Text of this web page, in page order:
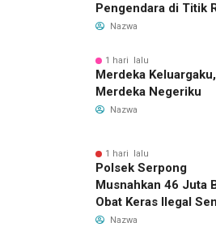
Pengendara di Titik
Kecelakaan Lewat
Nazwa
1 hari lalu
Merdeka Keluargaku,
Merdeka Negeriku
Nazwa
1 hari lalu
Polsek Serpong
Musnahkan 46 Juta
Obat Keras Ilegal
Rp230 Miliar
Nazwa